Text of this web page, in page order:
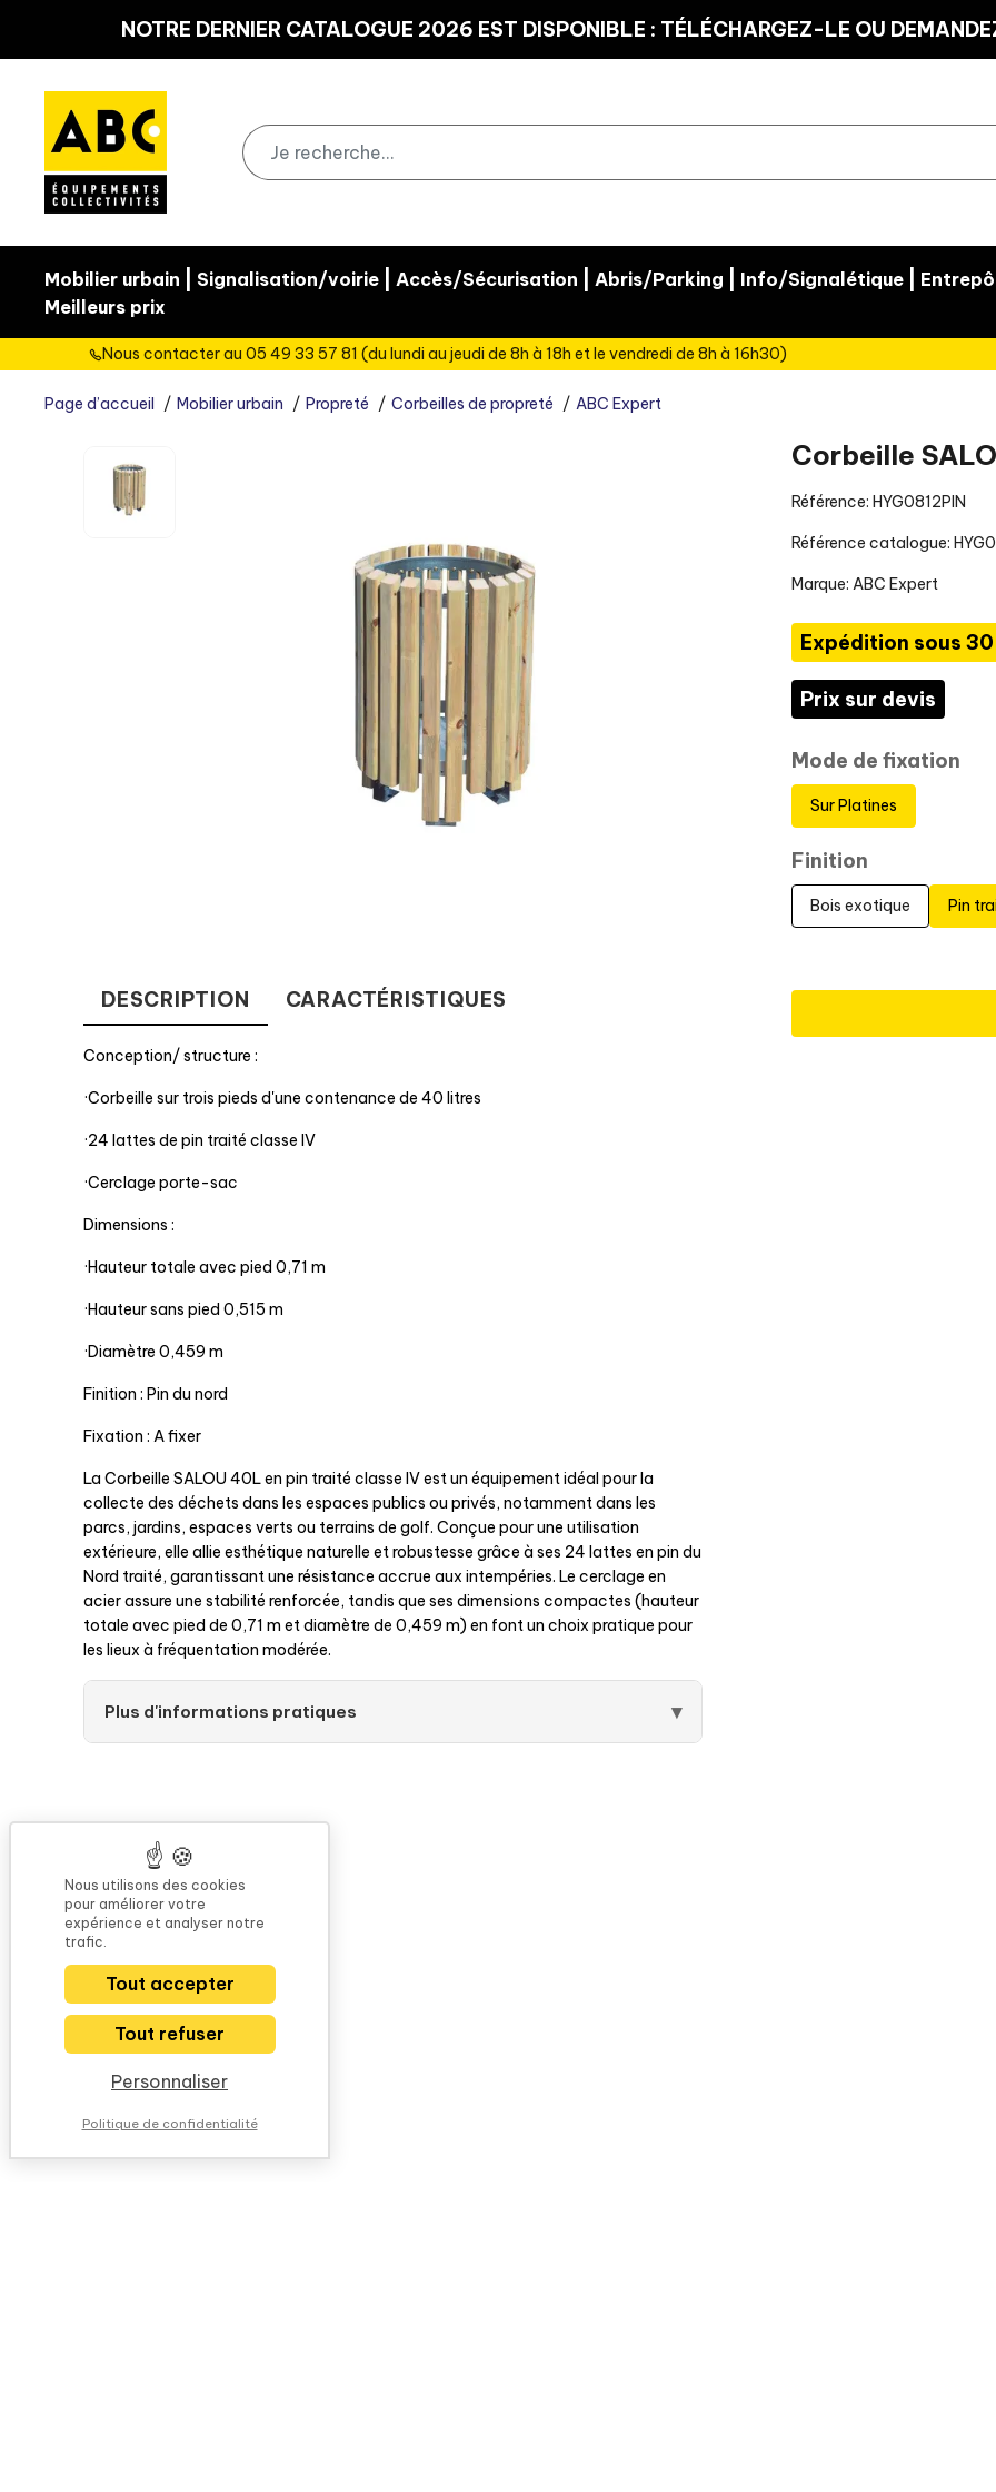
NOTRE DERNIER CATALOGUE 2026 EST DISPONIBLE : TÉLÉCHARGEZ-LE OU
Mobilier urbain Signalisation/voirie Accès/Sécurisation Abris/Parking Info/Signalétique
Meilleurs prix
Nous contacter au 05 49 33 57 81 (du lundi au jeudi de 8h à 18h et le vendredi de 8h à 16h30)
Page d’accueil Mobilier urbain Propreté Corbeilles de propreté ABC Expert
DESCRIPTION CARACTÉRISTIQUES
Conception/ structure :
·Corbeille sur trois pieds d'une contenance de 40 litres
·24 lattes de pin traité classe IV
·Cerclage porte-sac
Dimensions :
·Hauteur totale avec pied 0,71 m
·Hauteur sans pied 0,515 m
·Diamètre 0,459 m
Finition : Pin du nord
Fixation : A fixer
La Corbeille SALOU 40L en pin traité classe IV est un équipement idéal pour la
collecte des déchets dans les espaces publics ou privés, notamment dans les
parcs, jardins, espaces verts ou terrains de golf. Conçue pour une utilisation
extérieure, elle allie esthétique naturelle et robustesse grâce à ses 24 lattes en pin du
Nord traité, garantissant une résistance accrue aux intempéries. Le cerclage en
acier assure une stabilité renforcée, tandis que ses dimensions compactes (hauteur
totale avec pied de 0,71 m et diamètre de 0,459 m) en font un choix pratique pour
les lieux à fréquentation modérée.
Plus d'informations pratiques ▾
Corbeille
Référence: HYG0812PIN
Référence catalogue:
Marque: ABC Expert
Expédition sous
Prix sur devis
Mode de fixation
Sur Platines
Finition
Bois exotique Pin
Nous utilisons des cookies
pour améliorer votre
expérience et analyser notre
trafic.
Tout accepter
Tout refuser
Personnaliser
Politique de confidentialité